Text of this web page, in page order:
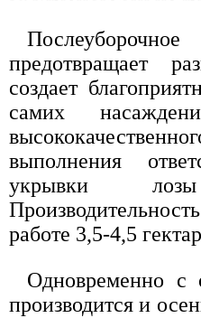
предотвращает
создает
самих
выполнения
укрывки
работе 3,5-4,5
Одновременно с
производится и